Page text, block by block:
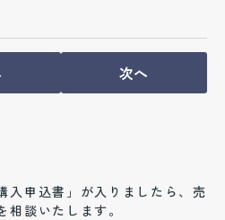
次へ
入申込書」が入りましたら、売
談いたします。